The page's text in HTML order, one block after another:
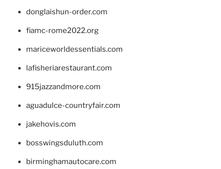
donglaishun-order.com
fiamc-rome2022.org
mariceworldessentials.com
lafisheriarestaurant.com
915jazzandmore.com
aguadulce-countryfair.com
jakehovis.com
bosswingsduluth.com
birminghamautocare.com